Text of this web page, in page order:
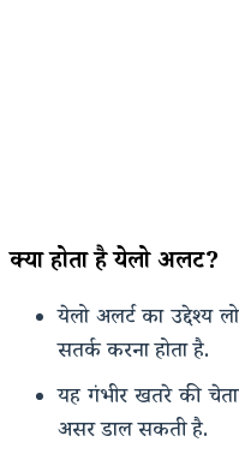
क्या होता है येलो अलर्ट?
येलो अलर्ट का उद्देश्य
सतर्क करना होता है.
यह गंभीर खतरे की
असर डाल सकती है.